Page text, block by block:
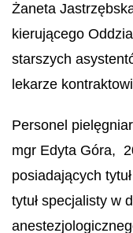
Żaneta
kierującego
starszych
lekarze
Personel
mgr Edyta Góra,
posiadających
tytuł specjalisty w